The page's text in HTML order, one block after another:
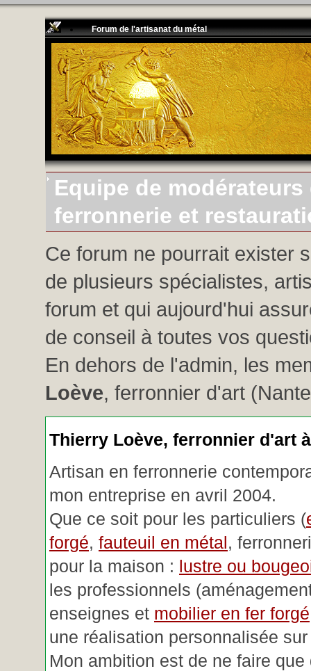
Forum de l'artisanat du métal
Equipe de
ferronnerie et
Ce forum ne pourrait exister
de plusieurs spécialistes,
forum et qui aujourd'hui
de conseil à toutes vos
En dehors de l'admin, les
Loève, ferronnier d'art
Thierry Loève, ferronnier d'art
Artisan en ferronnerie
mon entreprise en avril 2004.
Que ce soit pour les particuliers (
forgé, fauteuil en métal,
pour la maison : lustre ou
les professionnels
enseignes et mobilier en fer forgé
une réalisation personnalisée
Mon ambition est de ne faire que